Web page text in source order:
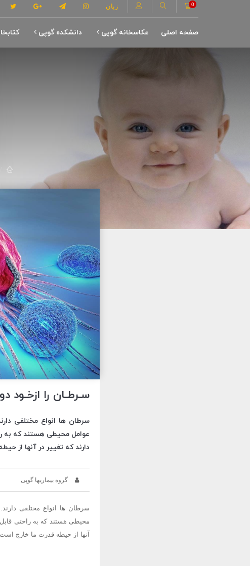
زبان 0
صفحه اصلی عکاسخانه گوپی دانشکده گوپی
سـرطـان را ازخـود
سرطان ها انواع مختلفی
عوامل محیطی هستند که به
دارند که تغییر در آنها از
گروه بیماریها گوپی
سرطان ها انواع مختلفی
محیطی هستند که به راحتی
آنها از حیطه قدرت ما خارج است.